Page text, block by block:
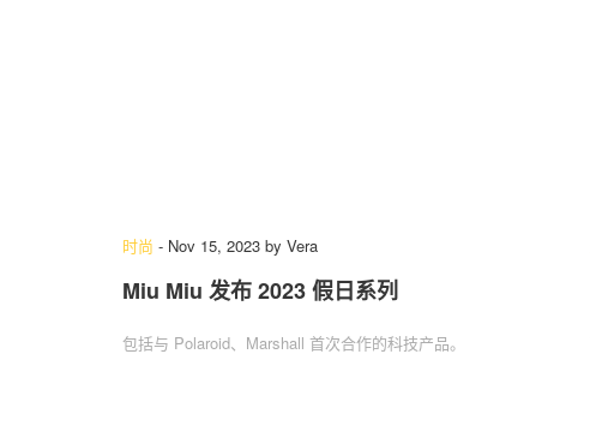
时尚 - Nov 15, 2023 by Vera
Miu Miu 发布 2023 假日系列
包括与 Polaroid、Marshall 首次合作的科技产品。